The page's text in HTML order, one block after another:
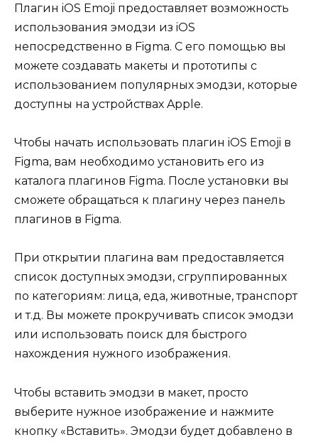
Плагин iOS Emoji предоставляет возможность
использования эмодзи из iOS
непосредственно в Figma. С его помощью вы
можете создавать макеты и прототипы с
использованием популярных эмодзи, которые
доступны на устройствах Apple.
Чтобы начать использовать плагин iOS Emoji в
Figma, вам необходимо установить его из
каталога плагинов Figma. После установки вы
сможете обращаться к плагину через панель
плагинов в Figma.
При открытии плагина вам предоставляется
список доступных эмодзи, сгруппированных
по категориям: лица, еда, животные, транспорт
и т.д. Вы можете прокручивать список эмодзи
или использовать поиск для быстрого
нахождения нужного изображения.
Чтобы вставить эмодзи в макет, просто
выберите нужное изображение и нажмите
кнопку «Вставить». Эмодзи будет добавлено в